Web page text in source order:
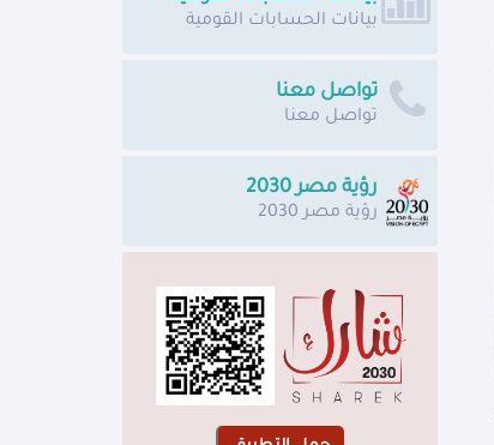
بيانات الحسابات القومية
تواصل معنا
تواصل معنا
رؤية مصر 2030
رؤية مصر 2030